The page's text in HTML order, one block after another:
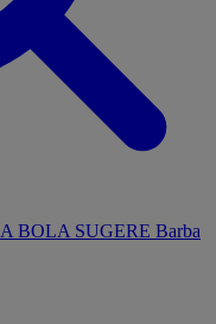
A BOLA SUGERE Barba